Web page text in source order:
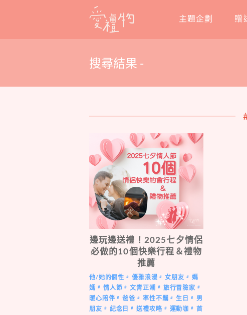
content
主題企劃 贈
搜尋結果 -
邊玩邊送禮！2025七夕情侶
必做的10個快樂行程＆禮物
推薦
他/她的個性 # 優雅浪漫 # 女朋友 #
媽
媽 # 情人節 # 文青正潮 # 旅行冒險家 #
暖心陪伴 # 爸爸 # 率性不羈 # 生日 #
男
朋友 # 紀念日 # 送禮攻略 # 運動咖 #
首